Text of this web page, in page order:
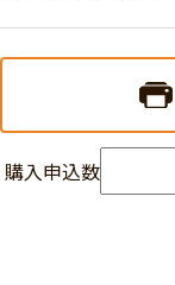
購入申込数